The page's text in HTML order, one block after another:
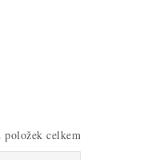
položek celkem